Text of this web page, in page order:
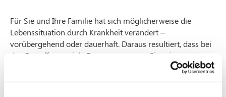
Für Sie und Ihre Familie hat sich möglicherweise die
Lebenssituation durch Krankheit verändert –
vorübergehend oder dauerhaft. Daraus resultiert, dass bei
den Betroffenen viele Fragen zur neuen Situation
entstehen und die persönlichen Angelegenheiten häufig